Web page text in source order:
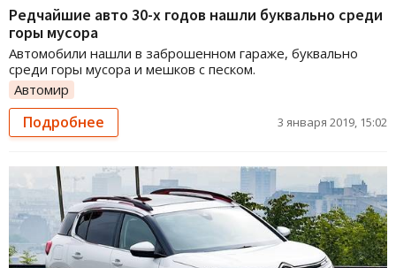
Редчайшие авто 30-х годов нашли буквально среди
горы мусора
Автомобили нашли в заброшенном гараже, буквально
среди горы мусора и мешков с песком.
Автомир
Подробнее 3 января 2019, 15:02